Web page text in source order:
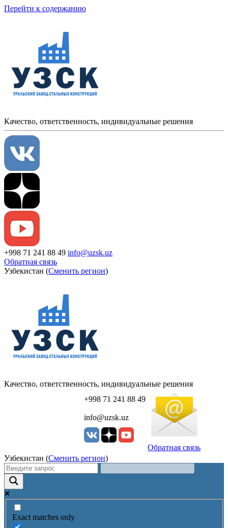
Перейти к содержанию
Качество, ответственность, индивидуальные решения
+998 71 241 88 49 info@uzsk.uz
Обратная связь
Узбекистан (Сменить регион)
Качество, ответственность, индивидуальные решения
+998 71 241 88 49
info@uzsk.uz
Обратная связь
Узбекистан (Сменить регион)
Exact matches only